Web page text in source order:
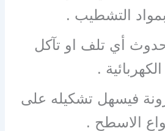
التشطيب .
أي تلف او تآكل
.
فيسهل تشكيله على
الاسطح .